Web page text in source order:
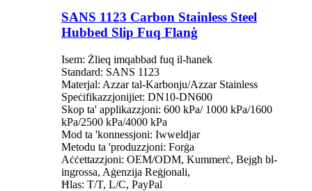
SANS 1123 Carbon Stainless Steel
Hubbed Slip Fuq Flanġ
Isem: Żlieq imqabbad fuq il-ħanek
Standard: SANS 1123
Materjal: Azzar tal-Karbonju/Azzar Stainless
Speċifikazzjonijiet: DN10-DN600
Skop ta' applikazzjoni: 600 kPa/ 1000 kPa/1600
kPa/2500 kPa/4000 kPa
Mod ta 'konnessjoni: Iwweldjar
Metodu ta 'produzzjoni: Forġa
Aċċettazzjoni: OEM/ODM, Kummerċ, Bejgħ bl-
ingrossa, Aġenzija Reġjonali,
Ħlas: T/T, L/C, PayPal